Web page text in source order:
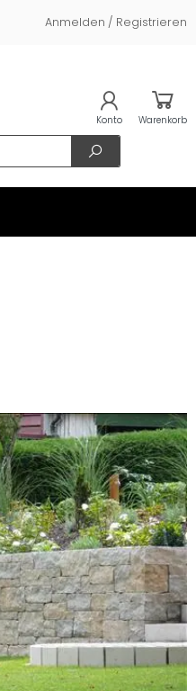
Anmelden / Registrieren
Konto Warenkorb